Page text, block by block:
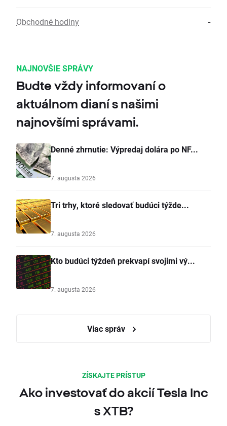
Obchodné hodiny -
NAJNOVŠIE SPRÁVY
Budte vždy informovaní o
aktuálnom dianí s našimi
najnovšími správami.
Denné zhrnutie: Výpredaj dolára po NF...
7. augusta 2026
Tri trhy, ktoré sledovať budúci týžde...
7. augusta 2026
Kto budúci týždeň prekvapí svojimi vý...
7. augusta 2026
Viac správ
ZÍSKAJTE PRÍSTUP
Ako investovať do akcií Tesla Inc
s XTB?